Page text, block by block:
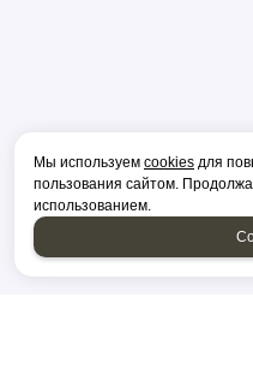
Мы используем cookies для
пользования сайтом.
использованием.